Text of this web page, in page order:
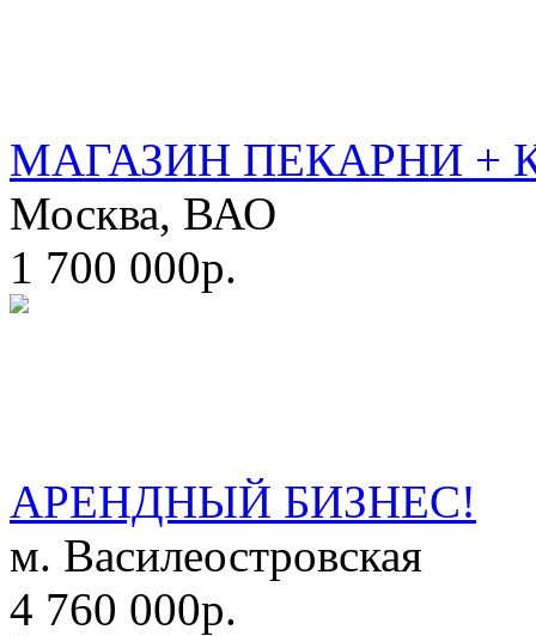
МАГАЗИН ПЕКАРНИ +
Москва, ВАО
1 700 000р.
АРЕНДНЫЙ БИЗНЕС!
м. Василеостровская
4 760 000р.